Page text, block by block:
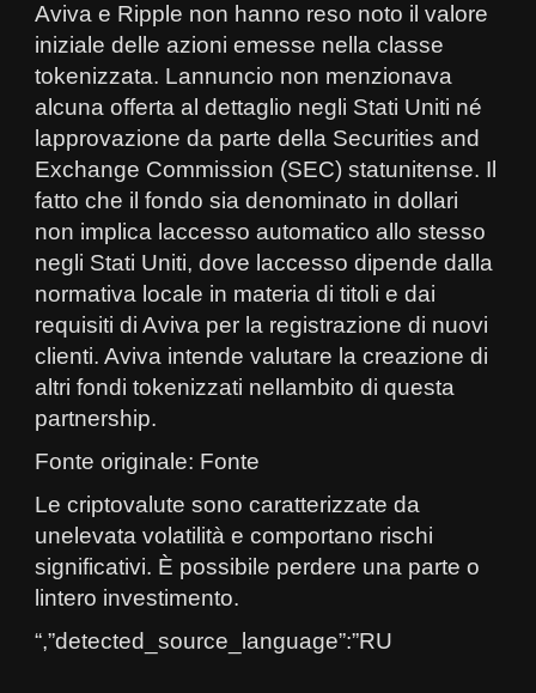
Aviva e Ripple non hanno reso noto il valore
iniziale delle azioni emesse nella classe
tokenizzata. Lannuncio non menzionava
alcuna offerta al dettaglio negli Stati Uniti né
lapprovazione da parte della Securities and
Exchange Commission (SEC) statunitense. Il
fatto che il fondo sia denominato in dollari
non implica laccesso automatico allo stesso
negli Stati Uniti, dove laccesso dipende dalla
normativa locale in materia di titoli e dai
requisiti di Aviva per la registrazione di nuovi
clienti. Aviva intende valutare la creazione di
altri fondi tokenizzati nellambito di questa
partnership.
Fonte originale: Fonte
Le criptovalute sono caratterizzate da
unelevata volatilità e comportano rischi
significativi. È possibile perdere una parte o
lintero investimento.
“,”detected_source_language”:”RU